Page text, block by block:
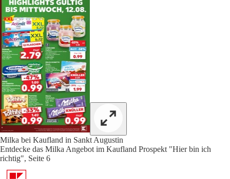
Milka bei Kaufland in Sankt Augustin
Entdecke das Milka Angebot im Kaufland Prospekt "Hier bin ich
richtig", Seite 6